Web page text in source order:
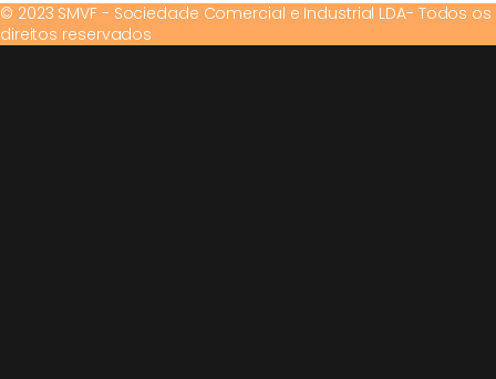
© 2023 SMVF - Sociedade Comercial e Industrial LDA- Todos os
direitos reservados